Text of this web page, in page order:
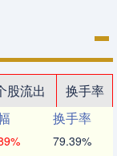
股流出
换手率
换手率
79.39%